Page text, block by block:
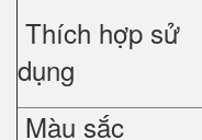
Thích hợp sử
dụng
Màu sắc